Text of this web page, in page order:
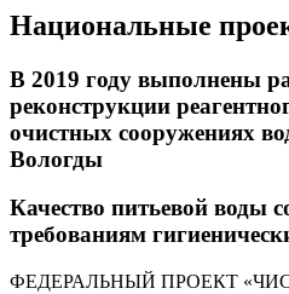
Национальные
В 2019 году выполнены
реконструкции
очистных сооружениях
Вологды
Качество питьевой воды
требованиям
ФЕДЕРАЛЬНЫЙ ПРОЕКТ